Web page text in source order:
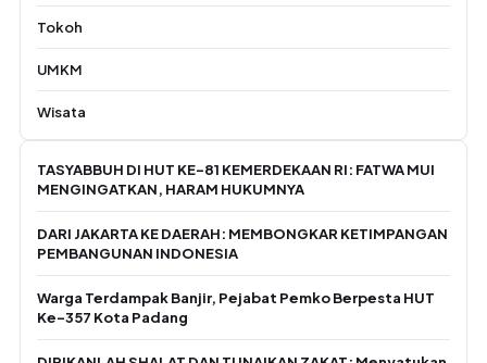
Tokoh
UMKM
Wisata
TASYABBUH DI HUT KE-81 KEMERDEKAAN RI: FATWA MUI
MENGINGATKAN, HARAM HUKUMNYA
DARI JAKARTA KE DAERAH: MEMBONGKAR KETIMPANGAN
PEMBANGUNAN INDONESIA
Warga Terdampak Banjir, Pejabat Pemko Berpesta HUT
Ke-357 Kota Padang